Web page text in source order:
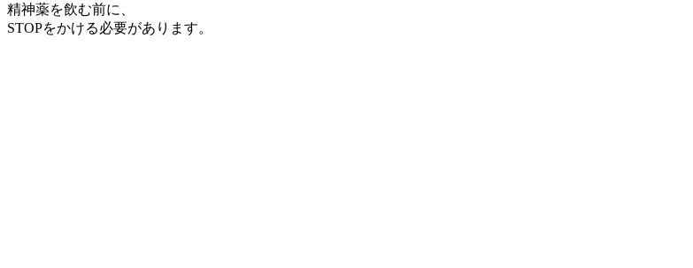
精神薬を飲む前に、
STOPをかける必要があります。